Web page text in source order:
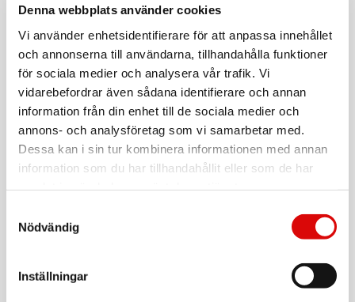
Denna webbplats använder cookies
Vi använder enhetsidentifierare för att anpassa innehållet
och annonserna till användarna, tillhandahålla funktioner
för sociala medier och analysera vår trafik. Vi
vidarebefordrar även sådana identifierare och annan
information från din enhet till de sociala medier och
annons- och analysföretag som vi samarbetar med.
Dessa kan i sin tur kombinera informationen med annan
information som du har tillhandahållit eller som de har
Nödvändig
Inställningar
EAN-kod:
7330545500233
24
Erik I Wall LED
Erik I är en stilren liten cylinderformad väggarmatur i tidlös
modern design som ger er vackert ljus ner på din fasad. Erik I
är en LED COB armatur med reflektorteknik och en
färgtemperatur på 3000 Kelvin. IP65 klassad för att tåla
tuffare klimat. Erik I finns i tre olika färger, vit, corten och
antracit.
Specifikationer
Ljusfärg: Varmvit
Färgtemperatur (K): 3000
Tillbehör